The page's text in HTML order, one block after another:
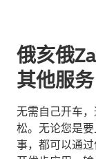
俄亥俄
其他服务
无需自己开车
松。无论您是
事，都可以通